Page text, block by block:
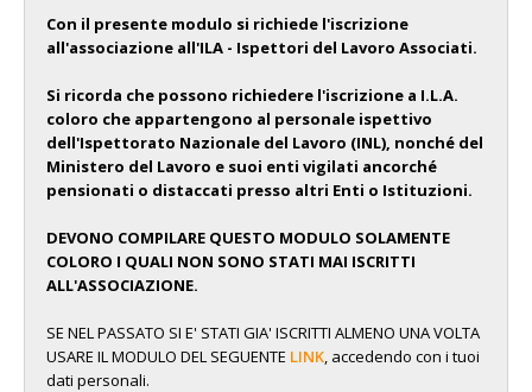
Con il presente modulo si richiede l'iscrizione
all'associazione all'ILA - Ispettori del Lavoro Associati.
Si ricorda che possono richiedere l'iscrizione a I.L.A.
coloro che appartengono al personale ispettivo
dell'Ispettorato Nazionale del Lavoro (INL), nonché del
Ministero del Lavoro e suoi enti vigilati ancorché
pensionati o distaccati presso altri Enti o Istituzioni.
DEVONO COMPILARE QUESTO MODULO SOLAMENTE
COLORO I QUALI NON SONO STATI MAI ISCRITTI
ALL'ASSOCIAZIONE.
SE NEL PASSATO SI E' STATI GIA' ISCRITTI ALMENO UNA VOLTA
USARE IL MODULO DEL SEGUENTE LINK, accedendo con i tuoi
dati personali.